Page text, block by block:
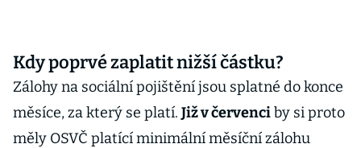
Kdy poprvé zaplatit nižší částku?
Zálohy na sociální pojištění jsou splatné do konce
měsíce, za který se platí. Již v červenciby si proto
měly OSVČ platící minimální měsíční zálohu